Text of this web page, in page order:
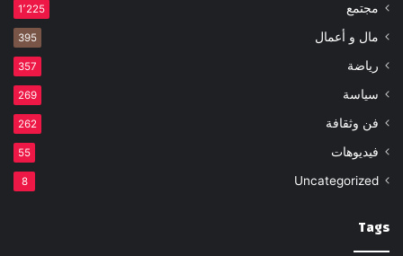
مجتمع 1٬225
مال و أعمال 395
رياضة 357
سياسة 269
فن وثقافة 262
فيديوهات 55
Uncategorized
8
Tags